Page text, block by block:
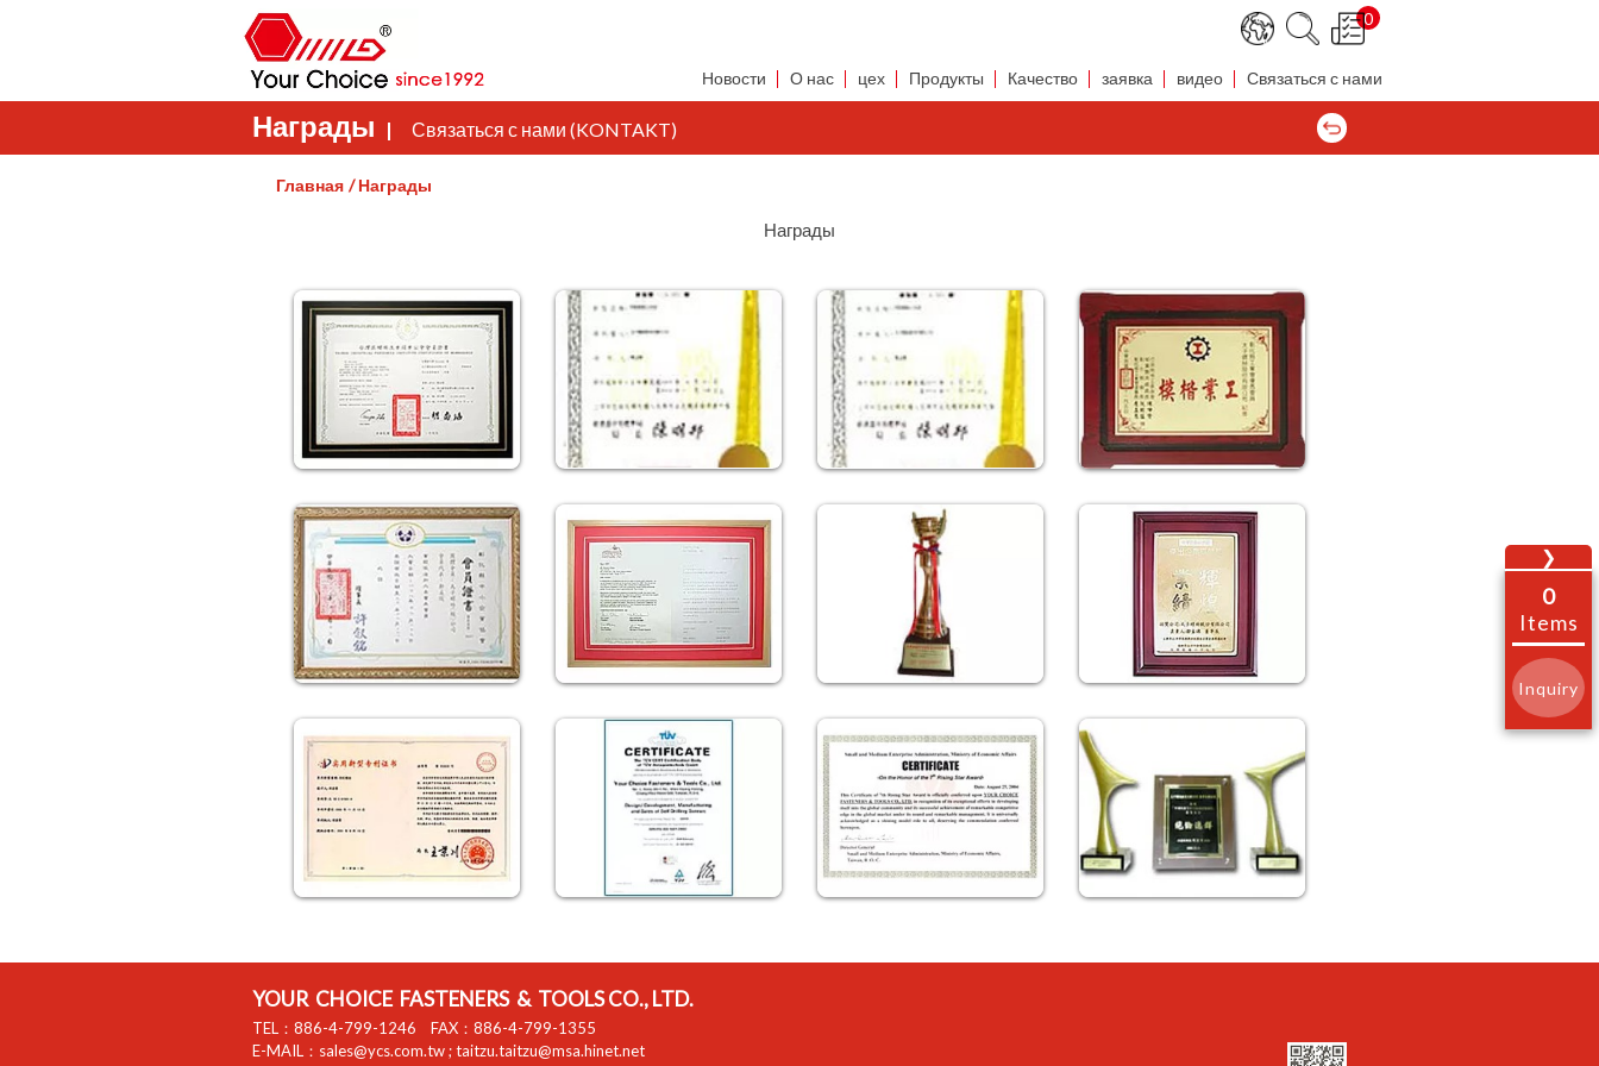
0
Новости О нас цех Продукты Качество заявка видео Связаться с нами
Награды Связаться с нами (KONTAKT)
Главная Награды
Награды
YOUR CHOICE FASTENERS & TOOLS CO., LTD.
TEL： 886-4-799-1246 FAX： 886-4-799-1355
E-MAIL： sales@ycs.com.tw;taitzu.taitzu@msa.hinet.net
❯
0
Items
Inquiry